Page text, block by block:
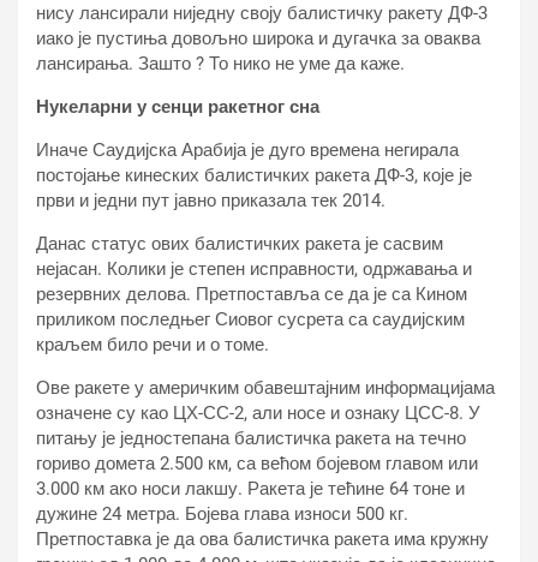
нису лансирали ниједну своју балистичку ракету ДФ-3
иако је пустиња довољно широка и дугачка за оваква
лансирања. Зашто ? То нико не уме да каже.
Нукеларни у сенци ракетног сна
Иначе Саудијска Арабија је дуго времена негирала
постојање кинеских балистичких ракета ДФ-3, које је
први и једни пут јавно приказала тек 2014.
Данас статус ових балистичких ракета је сасвим
нејасан. Колики је степен исправности, одржавања и
резервних делова. Претпоставља се да је са Кином
приликом последњег Сиовог сусрета са саудијским
краљем било речи и о томе.
Ове ракете у америчким обавештајним информацијама
означене су као ЦХ-СС-2, али носе и ознаку ЦСС-8. У
питању је једностепана балистичка ракета на течно
гориво домета 2.500 км, са већом бојевом главом или
3.000 км ако носи лакшу. Ракета је тећине 64 тоне и
дужине 24 метра. Бојева глава износи 500 кг.
Претпоставка је да ова балистичка ракета има кружну